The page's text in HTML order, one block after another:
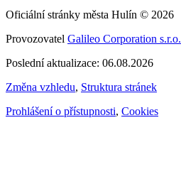
Oficiální stránky města Hulín © 2026
Provozovatel Galileo Corporation s.r.o.
Poslední aktualizace: 06.08.2026
Změna vzhledu, Struktura stránek
Prohlášení o přístupnosti, Cookies